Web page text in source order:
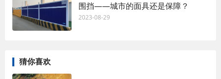
围挡——城市的面具还是保障？
2023-08-29
猜你喜欢